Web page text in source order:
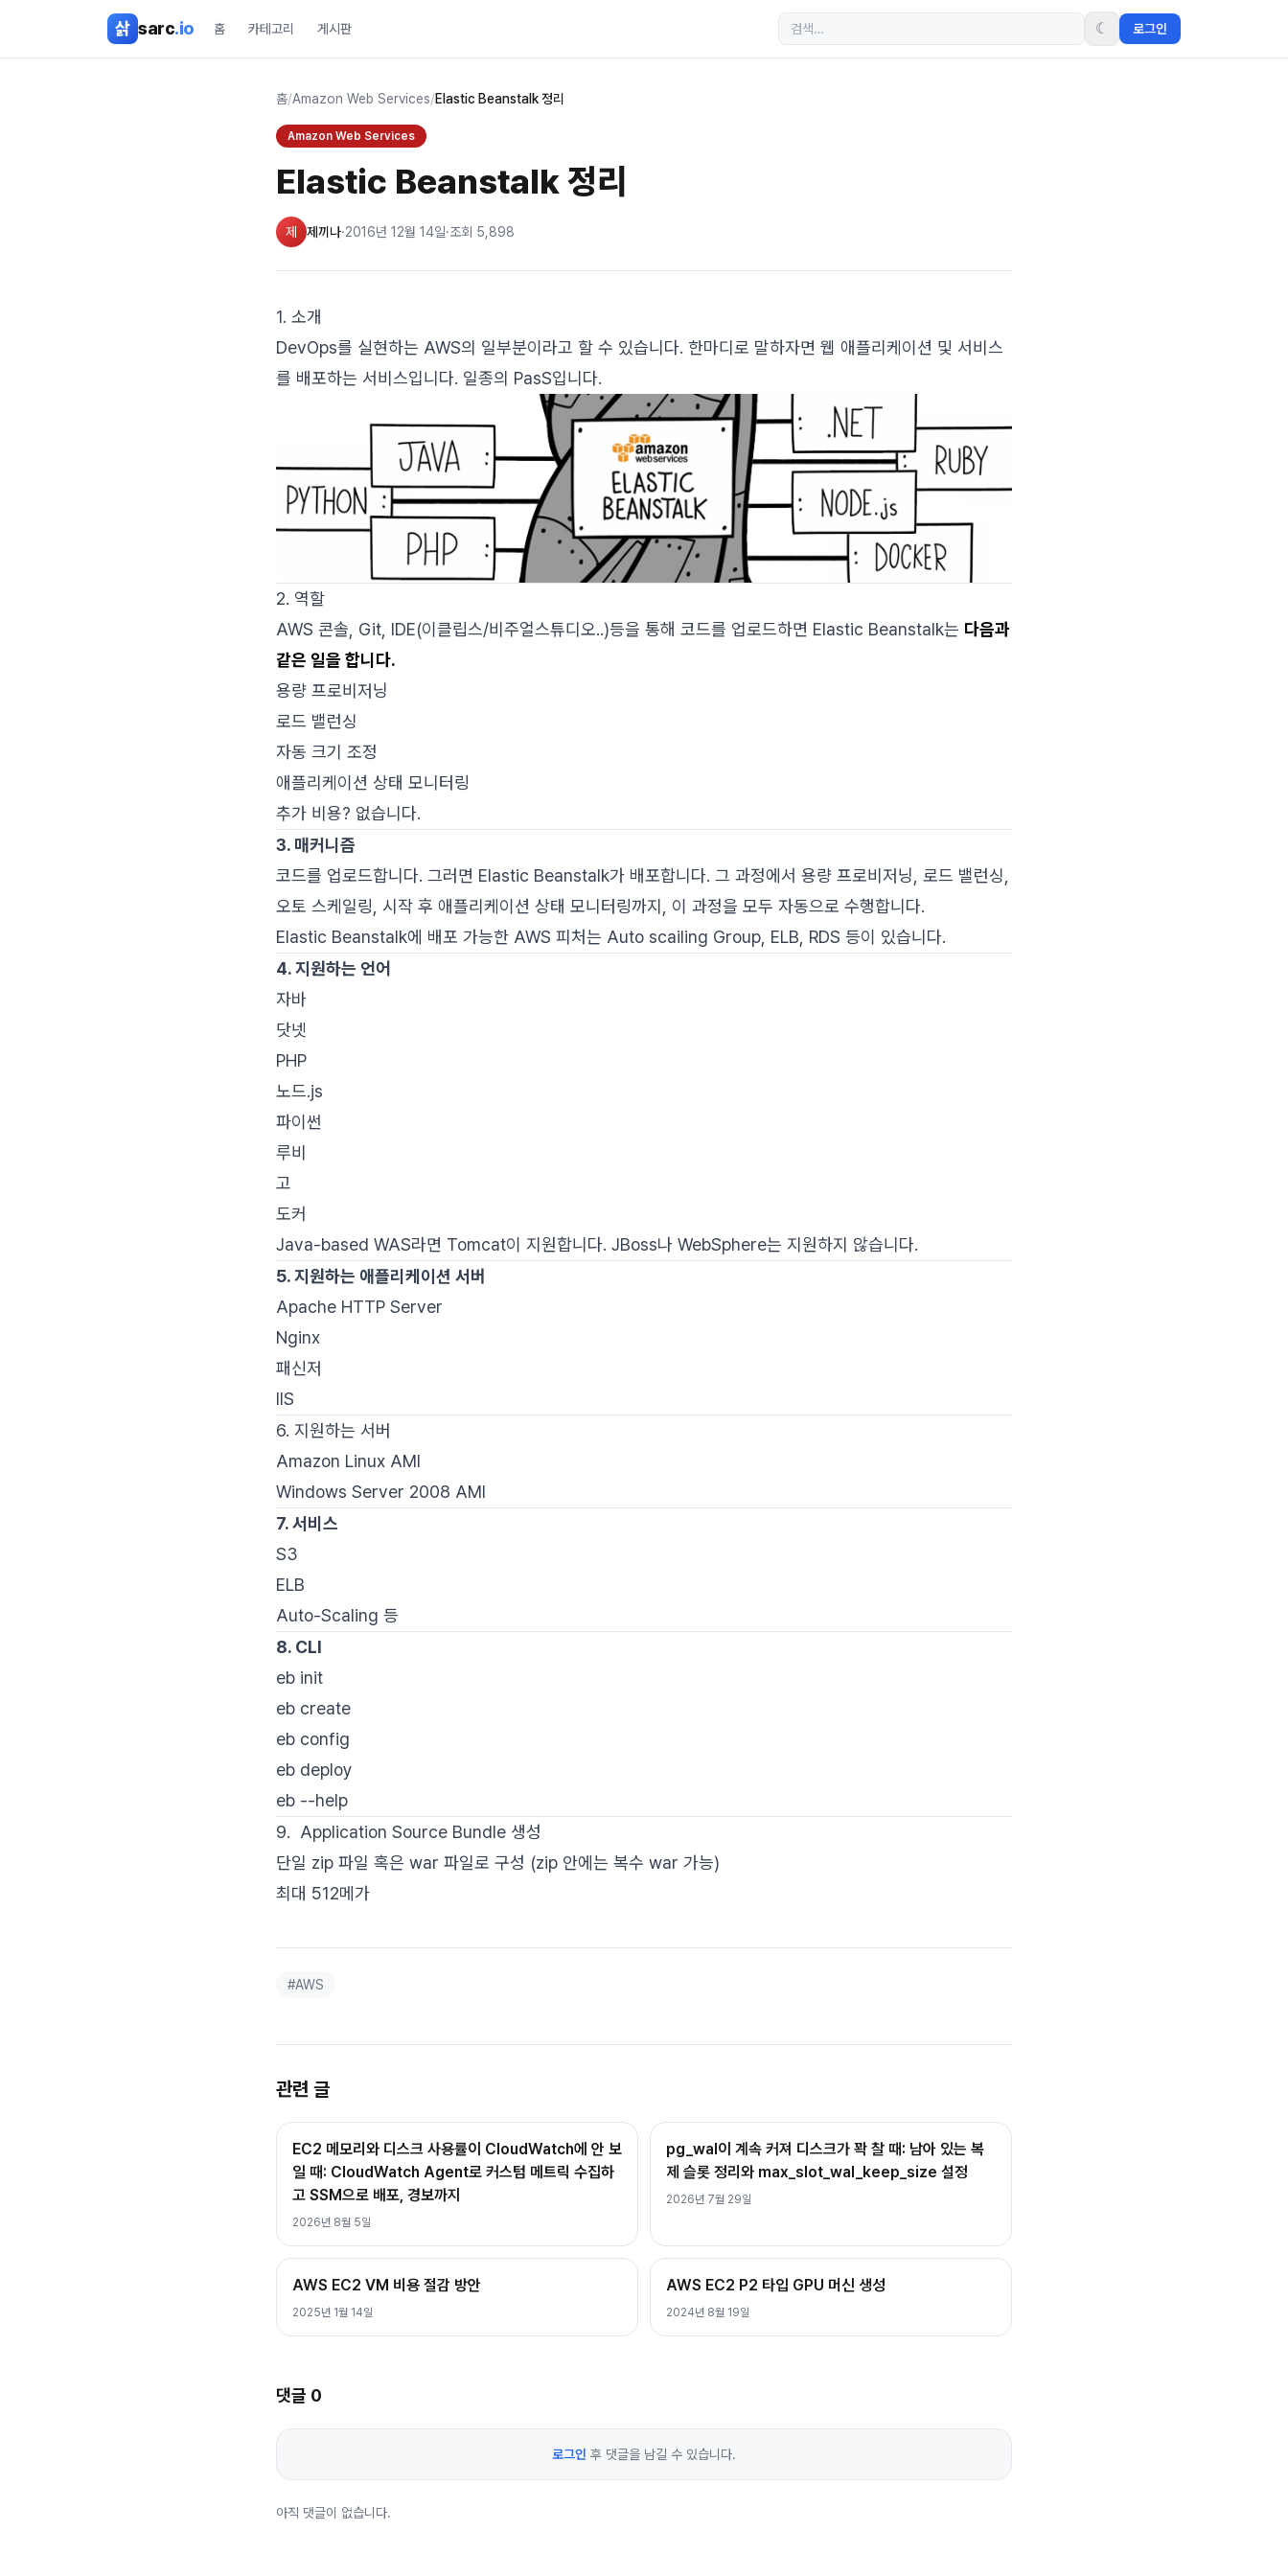
삵 sarc.io 홈 카테고리 게시판 ☾ 로그인
홈/Amazon Web Services/Elastic Beanstalk 정리
Amazon Web Services
Elastic Beanstalk 정리
제 제끼나·2016년 12월 14일·조회 5,898
1. 소개
DevOps를 실현하는 AWS의 일부분이라고 할 수 있습니다. 한마디로 말하자면 웹 애플리케이션 및 서비스
를 배포하는 서비스입니다. 일종의 PasS입니다.
2. 역할
AWS 콘솔, Git, IDE(이클립스/비주얼스튜디오..)등을 통해 코드를 업로드하면 Elastic Beanstalk는 다음과
같은 일을 합니다.
용량 프로비저닝
로드 밸런싱
자동 크기 조정
애플리케이션 상태 모니터링
추가 비용? 없습니다.
3. 매커니즘
코드를 업로드합니다. 그러면 Elastic Beanstalk가 배포합니다. 그 과정에서 용량 프로비저닝, 로드 밸런싱,
오토 스케일링, 시작 후 애플리케이션 상태 모니터링까지, 이 과정을 모두 자동으로 수행합니다.
Elastic Beanstalk에 배포 가능한 AWS 피처는 Auto scailing Group, ELB, RDS 등이 있습니다.
4. 지원하는 언어
자바
닷넷
PHP
노드.js
파이썬
루비
고
도커
Java-based WAS라면 Tomcat이 지원합니다. JBoss나 WebSphere는 지원하지 않습니다.
5. 지원하는 애플리케이션 서버
Apache HTTP Server
Nginx
패신저
IIS
6. 지원하는 서버
Amazon Linux AMI
Windows Server 2008 AMI
7. 서비스
S3
ELB
Auto-Scaling 등
8. CLI
eb init
eb create
eb config
eb deploy
eb --help
9. Application Source Bundle 생성
단일 zip 파일 혹은 war 파일로 구성 (zip 안에는 복수 war 가능)
최대 512메가
#AWS
관련 글
EC2 메모리와 디스크 사용률이 CloudWatch에 안 보
일 때: CloudWatch Agent로 커스텀 메트릭 수집하
고 SSM으로 배포, 경보까지
2026년 8월 5일
pg_wal이 계속 커져 디스크가 꽉 찰 때: 남아 있는 복
제 슬롯 정리와 max_slot_wal_keep_size 설정
2026년 7월 29일
AWS EC2 VM 비용 절감 방안
2025년 1월 14일
AWS EC2 P2 타입 GPU 머신 생성
2024년 8월 19일
댓글 0
로그인 후 댓글을 남길 수 있습니다.
아직 댓글이 없습니다.